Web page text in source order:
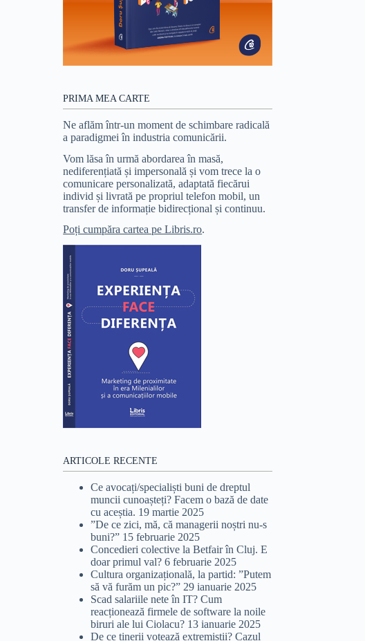
PRIMA MEA CARTE
Ne aflăm într-un moment de schimbare radicală
a paradigmei în industria comunicării.
Vom lăsa în urmă abordarea în masă,
nediferențiată și impersonală și vom trece la o
comunicare personalizată, adaptată fiecărui
individ și livrată pe propriul telefon mobil, un
transfer de informație bidirecțional și continuu.
Poți cumpăra cartea pe Libris.ro.
ARTICOLE RECENTE
Ce avocați/specialiști buni de dreptul
muncii cunoașteți? Facem o bază de date
cu aceștia. 19 martie 2025
”De ce zici, mă, că managerii noștri nu-s
buni?” 15 februarie 2025
Concedieri colective la Betfair în Cluj. E
doar primul val? 6 februarie 2025
Cultura organizațională, la partid: ”Putem
să vă furăm un pic?” 29 ianuarie 2025
Scad salariile nete în IT? Cum
reacționează firmele de software la noile
biruri ale lui Ciolacu? 13 ianuarie 2025
De ce tinerii votează extremiștii? Cazul